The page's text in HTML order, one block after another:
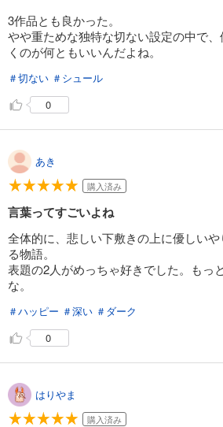
3作品とも良かった。
やや重ためな独特な切ない設定の中で
くのが何ともいいんだよね。
＃切ない ＃シュール
0
あき
購入済み
言葉ってすごいよね
全体的に、悲しい下敷きの上に優しい
る物語。
表題の2人がめっちゃ好きでした。もっ
な。
＃ハッピー ＃深い ＃ダーク
0
はりやま
購入済み